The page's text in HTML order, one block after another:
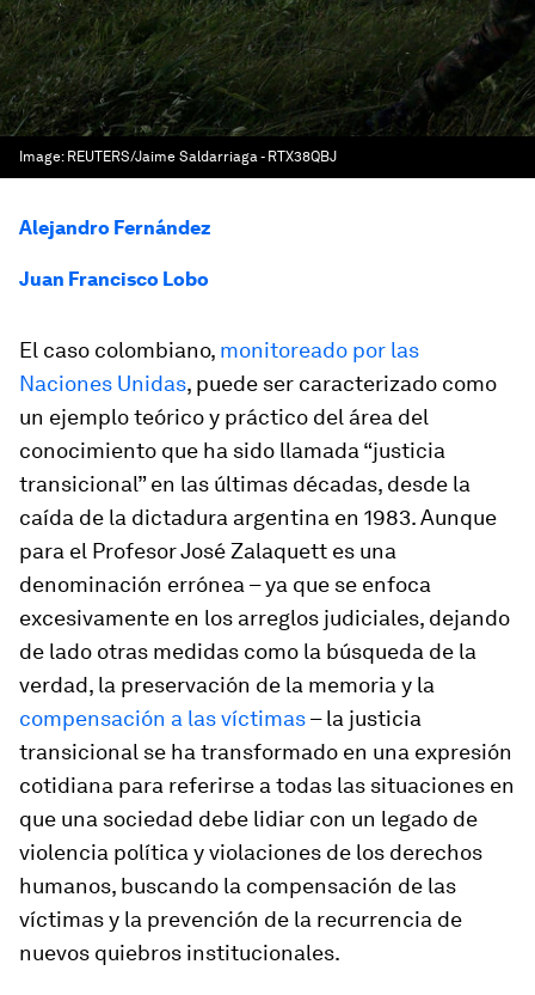
Image: REUTERS/Jaime Saldarriaga - RTX38QBJ
Alejandro Fernández
Juan Francisco Lobo
El caso colombiano, monitoreado por las
Naciones Unidas, puede ser caracterizado como
un ejemplo teórico y práctico del área del
conocimiento que ha sido llamada “justicia
transicional” en las últimas décadas, desde la
caída de la dictadura argentina en 1983. Aunque
para el Profesor José Zalaquett es una
denominación errónea – ya que se enfoca
excesivamente en los arreglos judiciales, dejando
de lado otras medidas como la búsqueda de la
verdad, la preservación de la memoria y la
compensación a las víctimas– la justicia
transicional se ha transformado en una expresión
cotidiana para referirse a todas las situaciones en
que una sociedad debe lidiar con un legado de
violencia política y violaciones de los derechos
humanos, buscando la compensación de las
víctimas y la prevención de la recurrencia de
nuevos quiebros institucionales.